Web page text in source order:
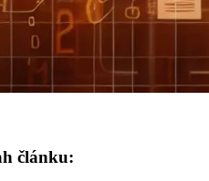
článku: